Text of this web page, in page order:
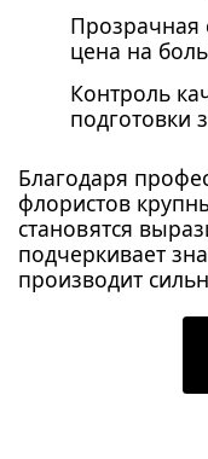
Прозрачная
цена на
Контроль
подготовки
Благодаря
флористов
становятся
подчеркивает
производит